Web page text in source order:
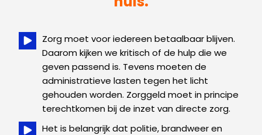
Zorg moet voor iedereen betaalbaar blijven.
Daarom kijken we kritisch of de hulp die we
geven passend is. Tevens moeten de
administratieve lasten tegen het licht
gehouden worden. Zorggeld moet in principe
terechtkomen bij de inzet van directe zorg.
Het is belangrijk dat politie, brandweer en